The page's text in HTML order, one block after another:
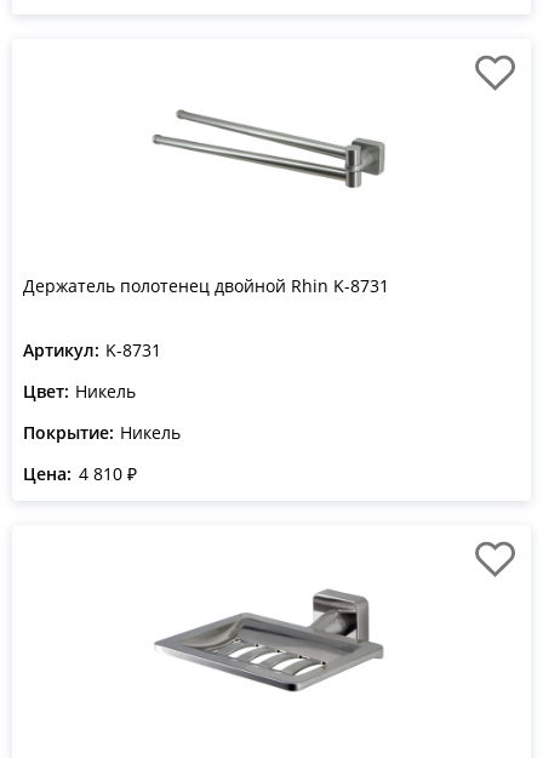
Держатель полотенец двойной Rhin K-8731
Артикул: K-8731
Цвет: Никель
Покрытие: Никель
Цена: 4 810 ₽